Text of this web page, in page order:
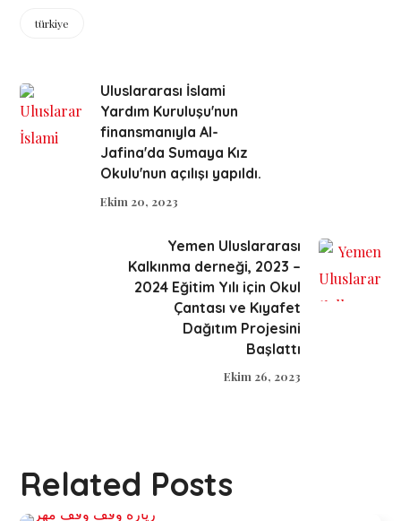
türkiye
Uluslararası İslami
Yardım Kuruluşu'nun
finansmanıyla Al-
Jafina'da Sumaya Kız
Okulu'nun açılışı yapıldı.
Ekim 20, 2023
Yemen Uluslararası
Kalkınma derneği, 2023 –
2024 Eğitim Yılı için Okul
Çantası ve Kıyafet
Dağıtım Projesini
Başlattı
Ekim 26, 2023
Related Posts